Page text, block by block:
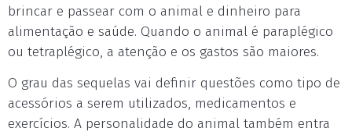
brincar e passear com o animal e dinheiro para
alimentação e saúde. Quando o animal é paraplégico
ou tetraplégico, a atenção e os gastos são maiores.
O grau das sequelas vai definir questões como tipo de
acessórios a serem utilizados, medicamentos e
exercícios. A personalidade do animal também entra